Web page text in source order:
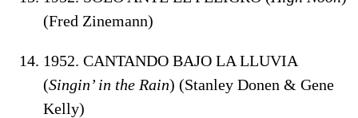
(Fred Zinemann)
1952. CANTANDO BAJO LA LLUVIA
(Singin’ in the Rain) (Stanley Donen & Gene
Kelly)